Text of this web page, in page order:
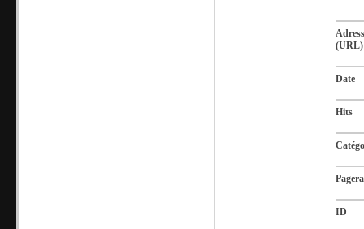
Date
Hits
ID